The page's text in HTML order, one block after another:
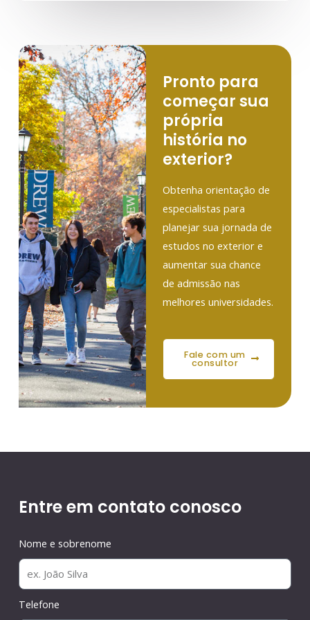
Pronto para
começar sua
própria
história no
exterior?
Obtenha orientação de
especialistas para
planejar sua jornada de
estudos no exterior e
aumentar sua chance
de admissão nas
melhores universidades.
fale com um
consultor
Entre em contato conosco
Nome e sobrenome
Telefone